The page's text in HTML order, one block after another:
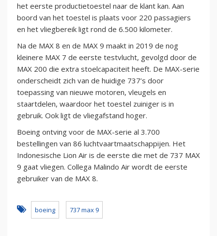
het eerste productietoestel naar de klant kan. Aan
boord van het toestel is plaats voor 220 passagiers
en het vliegbereik ligt rond de 6.500 kilometer.
Na de MAX 8 en de MAX 9 maakt in 2019 de nog
kleinere MAX 7 de eerste testvlucht, gevolgd door de
MAX 200 die extra stoelcapaciteit heeft. De MAX-serie
onderscheidt zich van de huidige 737’s door
toepassing van nieuwe motoren, vleugels en
staartdelen, waardoor het toestel zuiniger is in
gebruik. Ook ligt de vliegafstand hoger.
Boeing ontving voor de MAX-serie al 3.700
bestellingen van 86 luchtvaartmaatschappijen. Het
Indonesische Lion Air is de eerste die met de 737 MAX
9 gaat vliegen. Collega Malindo Air wordt de eerste
gebruiker van de MAX 8.
boeing 737 max 9